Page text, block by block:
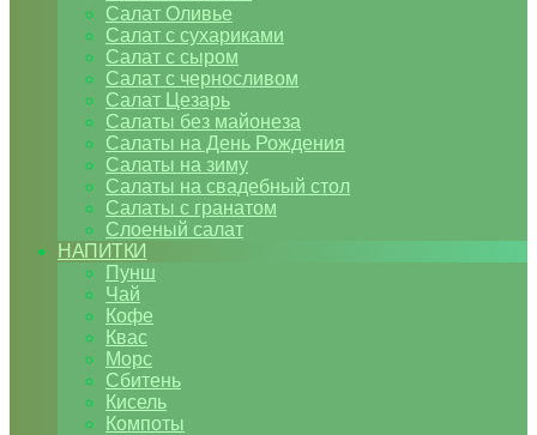
Салат Оливье
Салат с сухариками
Салат с сыром
Салат с черносливом
Салат Цезарь
Салаты без майонеза
Салаты на День Рождения
Салаты на зиму
Салаты на свадебный стол
Салаты с гранатом
Слоеный салат
НАПИТКИ
Пунш
Чай
Кофе
Квас
Морс
Сбитень
Кисель
Компоты